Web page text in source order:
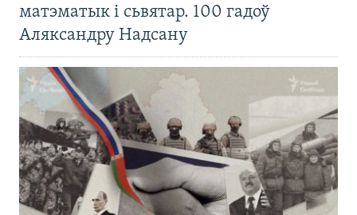
матэматык і сьвятар. 100 гадоў
Аляксандру Надсану